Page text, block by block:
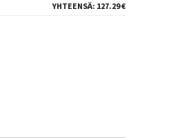
YHTEENSÄ: 127.29 €